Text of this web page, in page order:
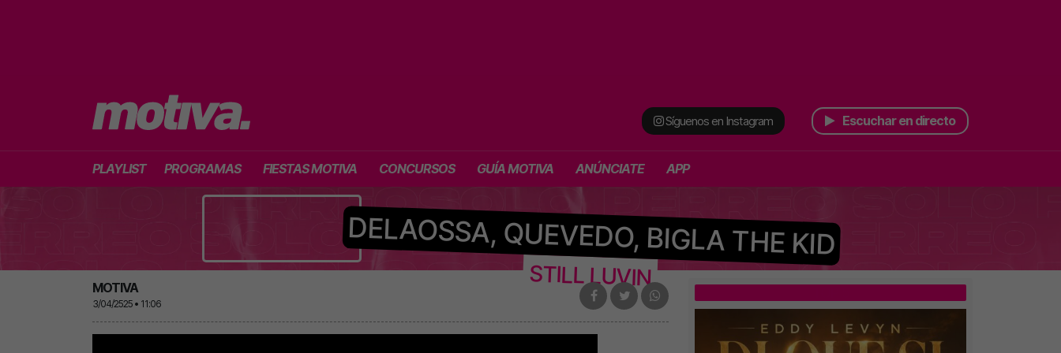
Síguenos en Instagram Escuchar en directo
PLAYLIST PROGRAMAS FIESTAS MOTIVA CONCURSOS GUÍA MOTIVA ANÚNCIATE APP
DELAOSSA, QUEVEDO, BIGLA THE KID
STILL LUVIN
MOTIVA
3/04/2525 • 11:06